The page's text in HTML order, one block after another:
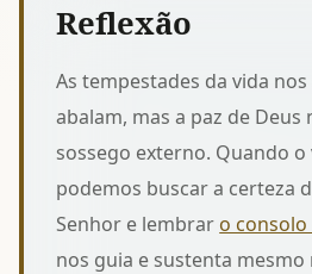
Reflexão
As tempestades da vida
abalam, mas a paz de Deus
sossego externo. Quando
podemos buscar a certeza
Senhor e lembrar o consolo
nos guia e sustenta mesmo